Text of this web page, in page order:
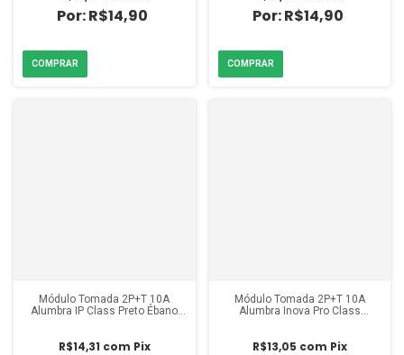
R$14,90 R$14,90
Módulo Tomada 2P+T 10A
Alumbra IP Class Preto Ébano
R$14,31 com Pix
Módulo Tomada 2P+T 10A
Alumbra Inova Pro Class
R$13,05 com Pix